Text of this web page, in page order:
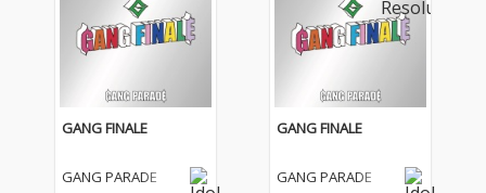
GANG FINALE
GANG PARADE
GANG FINALE
GANG PARADE